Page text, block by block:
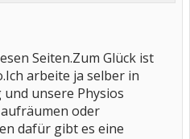
Seiten.Zum Glück ist
arbeite ja selber in
unsere Physios
oder
dafür gibt es eine